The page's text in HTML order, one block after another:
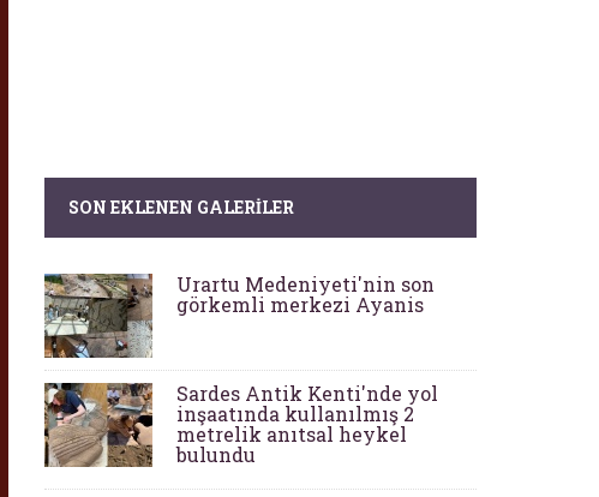
SON EKLENEN GALERILER
Urartu Medeniyeti'nin son
görkemli merkezi Ayanis
Sardes Antik Kenti'nde yol
inşaatında kullanılmış 2
metrelik anıtsal heykel
bulundu